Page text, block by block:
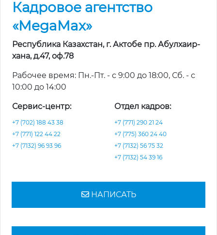
Кадровое агентство
«MegaMax»
Республика Казахстан, г. Актобе пр. Абулхаир-
хана, д.47, оф.78
Рабочее время: Пн.-Пт. - с 9:00 до 18:00, Сб. - с
10:00 до 14:00
Сервис-центр:
+7 (702) 188 43 38
+7 (771) 122 44 22
+7 (7132) 96 93 96
Отдел кадров:
+7 (771) 290 21 24
+7 (775) 360 24 40
+7 (7132) 56 75 32
+7 (7132) 54 39 16
НАПИСАТЬ